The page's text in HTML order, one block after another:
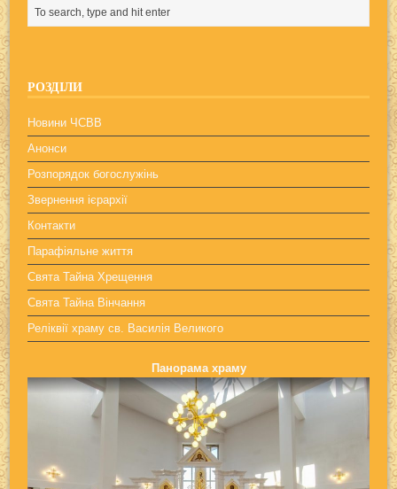
РОЗДІЛИ
Новини ЧСВВ
Анонси
Розпорядок богослужінь
Звернення ієрархії
Контакти
Парафіяльне життя
Свята Тайна Хрещення
Свята Тайна Вінчання
Реліквії храму св. Василія Великого
Панорама храму